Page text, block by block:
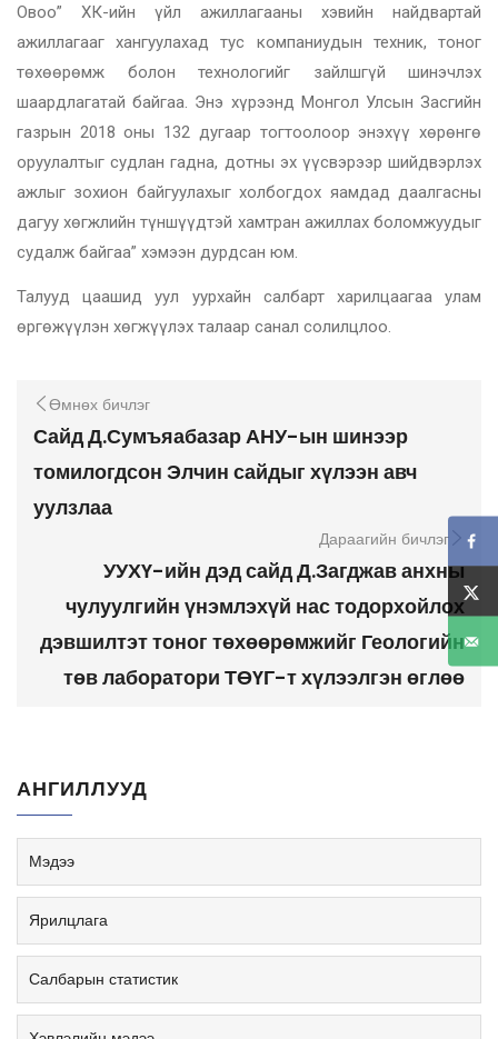
Овоо” ХК-ийн үйл ажиллагааны хэвийн найдвартай
ажиллагааг хангуулахад тус компаниудын техник, тоног
төхөөрөмж болон технологийг зайлшгүй шинэчлэх
шаардлагатай байгаа. Энэ хүрээнд Монгол Улсын Засгийн
газрын 2018 оны 132 дугаар тогтоолоор энэхүү хөрөнгө
оруулалтыг судлан гадна, дотны эх үүсвэрээр шийдвэрлэх
ажлыг зохион байгуулахыг холбогдох яамдад даалгасны
дагуу хөгжлийн түншүүдтэй хамтран ажиллах боломжуудыг
судалж байгаа” хэмээн дурдсан юм.
Талууд цаашид уул уурхайн салбарт харилцаагаа улам
өргөжүүлэн хөгжүүлэх талаар санал солилцлоо.
Өмнөх бичлэг
Сайд Д.Сумъяабазар АНУ-ын шинээр
томилогдсон Элчин сайдыг хүлээн авч
уулзлаа
Дараагийн бичлэг
УУХҮ-ийн дэд сайд Д.Загджав анхны
чулуулгийн үнэмлэхүй нас тодорхойлох
дэвшилтэт тоног төхөөрөмжийг Геологийн
төв лаборатори ТӨҮГ-т хүлээлгэн өглөө
АНГИЛЛУУД
Мэдээ
Ярилцлага
Салбарын статистик